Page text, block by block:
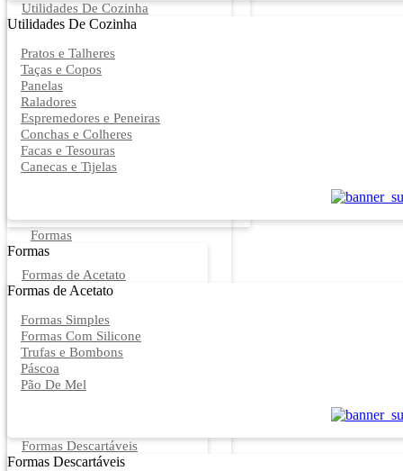
Utilidades De Cozinha
Utilidades De Cozinha
Pratos e Talheres
Taças e Copos
Panelas
Raladores
Espremedores e Peneiras
Conchas e Colheres
Facas e Tesouras
Canecas e Tijelas
Formas
Formas
Formas de Acetato
Formas de Acetato
Formas Simples
Formas Com Silicone
Trufas e Bombons
Páscoa
Pão De Mel
Formas Descartáveis
Formas Descartáveis